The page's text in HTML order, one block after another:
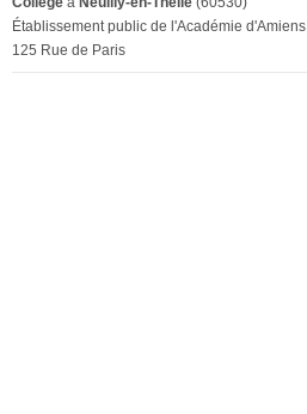
Établissement public de l'Académie d'Amiens
125 Rue de Paris